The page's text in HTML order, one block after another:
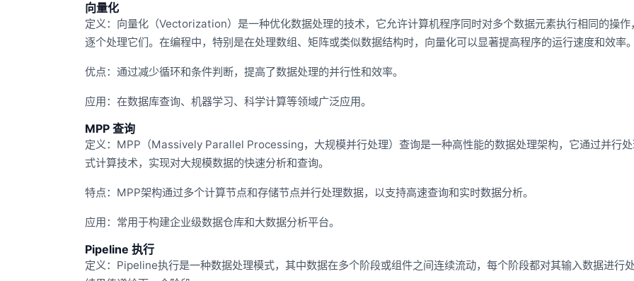
向量化
定义：向量化（Vectorization）是一种优化数据处理的技术，它允许计算机程序同时对多个数据元素执行相同的操作
逐个处理它们。在编程中，特别是在处理数组、矩阵或类似数据结构时，向量化可以显著提高程序的运行速度和效率。
优点：通过减少循环和条件判断，提高了数据处理的并行性和效率。
应用：在数据库查询、机器学习、科学计算等领域广泛应用。
MPP 查询
定义：MPP（Massively Parallel Processing，大规模并行处理）查询是一种高性能的数据处理架构，它通过并行
式计算技术，实现对大规模数据的快速分析和查询。
特点：MPP架构通过多个计算节点和存储节点并行处理数据，以支持高速查询和实时数据分析。
应用：常用于构建企业级数据仓库和大数据分析平台。
Pipeline 执行
定义：Pipeline执行是一种数据处理模式，其中数据在多个阶段或组件之间连续流动，每个阶段都对其输入数据进行